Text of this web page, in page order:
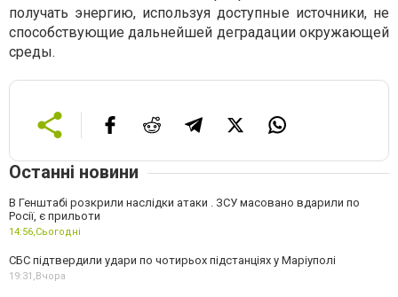
получать энергию, используя доступные источники, не
способствующие дальнейшей деградации окружающей
среды.
Останні новини
В Генштабі розкрили наслідки атаки . ЗСУ масовано вдарили по
Росії, є прильоти
14:56,Сьогодні
СБС підтвердили удари по чотирьох підстанціях у Маріуполі
19:31, Вчора